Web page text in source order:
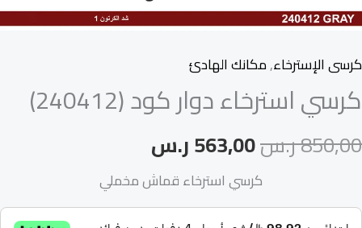
كرسى الإسترخاء,مكانك الهادئ
كرسي استرخاء دوار كود (240412)
850,00ر.س563,00ر.س
كرسي استرخاء قماش مخملي